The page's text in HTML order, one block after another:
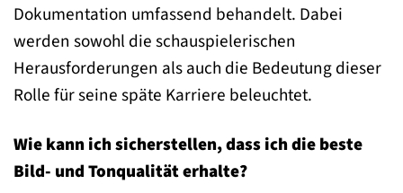
Dokumentation umfassend behandelt. Dabei
werden sowohl die schauspielerischen
Herausforderungen als auch die Bedeutung dieser
Rolle für seine späte Karriere beleuchtet.
Wie kann ich sicherstellen, dass ich die beste
Bild- und Tonqualität erhalte?